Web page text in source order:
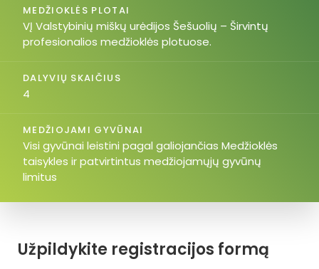
Užpildykite registracijos formą
MEDŽIOKLĖS PLOTAI
VĮ Valstybinių miškų urėdijos Šešuolių – Širvintų
profesionalios medžioklės plotuose.
DALYVIŲ SKAIČIUS
4
MEDŽIOJAMI GYVŪNAI
Visi gyvūnai leistini pagal galiojančias Medžioklės
taisykles ir patvirtintus medžiojamųjų gyvūnų
limitus